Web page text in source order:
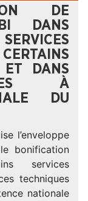
DE
DANS
ET DANS
À
DU
l’enveloppe
bonification
services
techniques
nationale